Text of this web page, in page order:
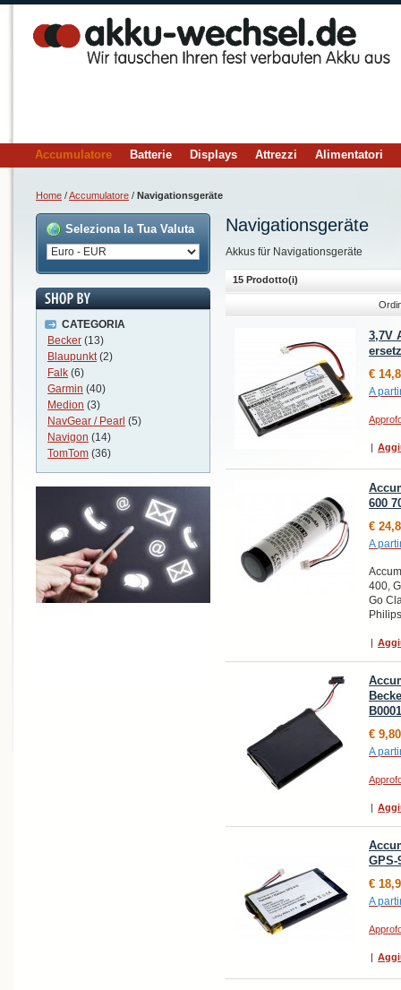
Accumulatore Batterie Displays Attrezzi Alimentatori
Home /Accumulatore / Navigationsgeräte
Navigationsgeräte
Akkus für Navigationsgeräte
15 Prodotto(i)
3,7V
€
A
|
600
€
A
400,
Go
|
€ 9,80
A
|
GPS-
€
A
|
Seleziona la Tua Valuta
CATEGORIA
Becker (13)
Blaupunkt(2)
Falk (6)
Garmin (40)
Medion (3)
NavGear / Pearl (5)
Navigon (14)
TomTom (36)